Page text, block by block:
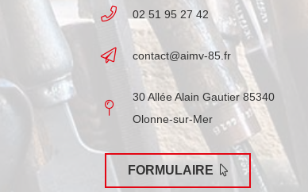
02 51 95 27 42
contact@aimv-85.fr
30 Allée Alain Gautier 85340
Olonne-sur-Mer
FORMULAIRE